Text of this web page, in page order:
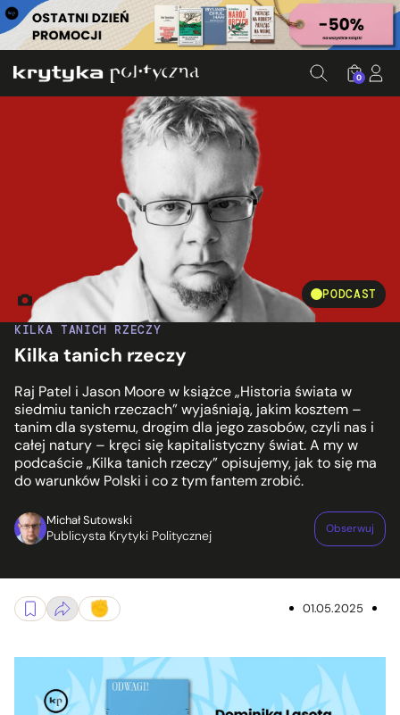
0
KILKA TANICH RZECZY
Kilka tanich rzeczy
Raj Patel i Jason Moore w książce „Historia świata w
siedmiu tanich rzeczach” wyjaśniają, jakim kosztem –
tanim dla systemu, drogim dla jego zasobów, czyli nas i
całej natury – kręci się kapitalistyczny świat. A my w
podcaście „Kilka tanich rzeczy” opisujemy, jak to się ma
do warunków Polski i co z tym fantem zrobić.
Michał Sutowski
Publicysta Krytyki Politycznej Obserwuj
PODCAST
Fot. Jakub Szafrański
01.05.2025